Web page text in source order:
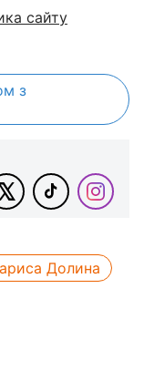
сайту
з
Долина